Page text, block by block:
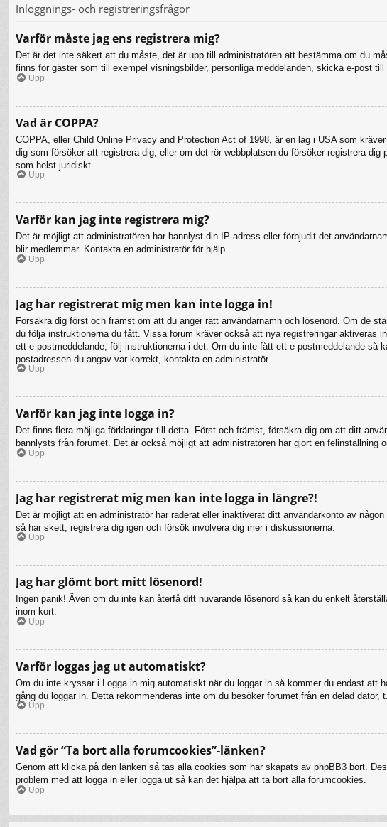
Inloggnings- och registreringsfrågor
Varför måste jag ens registrera mig?
Det är det inte säkert att du måste, det är upp till administratören att bestämma om du
finns för gäster som till exempel visningsbilder, personliga meddelanden, skicka e-post
Upp
Vad är COPPA?
COPPA, eller Child Online Privacy and Protection Act of 1998, är en lag i USA som
dig som försöker att registrera dig, eller om det rör webbplatsen du försöker registrera
som helst juridiskt.
Upp
Varför kan jag inte registrera mig?
Det är möjligt att administratören har bannlyst din IP-adress eller förbjudit det
blir medlemmar. Kontakta en administratör för hjälp.
Upp
Jag har registrerat mig men kan inte logga in!
Försäkra dig först och främst om att du anger rätt användarnamn och lösenord. Om de
du följa instruktionerna du fått. Vissa forum kräver också att nya registreringar aktiveras
ett e-postmeddelande, följ instruktionerna i det. Om du inte fått ett e-postmeddelande
postadressen du angav var korrekt, kontakta en administratör.
Upp
Varför kan jag inte logga in?
Det finns flera möjliga förklaringar till detta. Först och främst, försäkra dig om att ditt
bannlysts från forumet. Det är också möjligt att administratören har gjort en felinställning
Upp
Jag har registrerat mig men kan inte logga in längre?!
Det är möjligt att en administratör har raderat eller inaktiverat ditt användarkonto av
så har skett, registrera dig igen och försök involvera dig mer i diskussionerna.
Upp
Jag har glömt bort mitt lösenord!
Ingen panik! Även om du inte kan återfå ditt nuvarande lösenord så kan du enkelt
inom kort.
Upp
Varför loggas jag ut automatiskt?
Om du inte kryssar i Logga in mig automatiskt när du loggar in så kommer du endast
gång du loggar in. Detta rekommenderas inte om du besöker forumet från en delad
Upp
Vad gör “Ta bort alla forumcookies”-länken?
Genom att klicka på den länken så tas alla cookies som har skapats av phpBB3 bort.
problem med att logga in eller logga ut så kan det hjälpa att ta bort alla forumcookies.
Upp